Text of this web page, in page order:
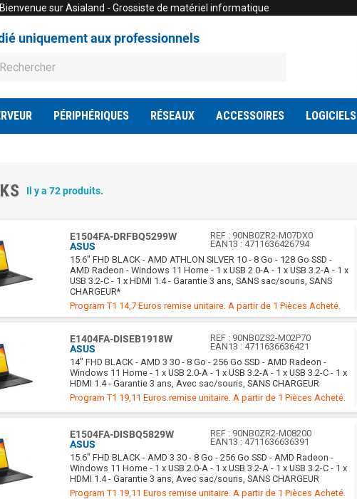
Bienvenue sur Asialand - Grossiste de matériel informatique
uniquement aux professionnels
PÉRIPHÉRIQUES RÉSEAUX ACCESSOIRES LOGICIELS
Il y a 72 produits.
E1504FA-DRFBQ5299W
ASUS
REF : 90NB0ZR2-M07DX0
EAN13 : 4711636426794
15.6" FHD BLACK - AMD ATHLON SILVER 10 - 8 Go - 128 Go SSD -
AMD Radeon - Windows 11 Home - 1 x USB 2.0-A - 1 x USB 3.2-A - 1 x
USB 3.2-C - 1 x HDMI 1.4 - Garantie 3 ans, SANS sac/souris, SANS
CHARGEUR*
Program T1 14,7 Euros remise unitaire. A partir de 1 Pièces Acheté.
E1404FA-DISEB1918W
ASUS
REF : 90NB0ZS2-M02P70
EAN13 : 4711636636421
14" FHD BLACK - AMD 3 30 - 8 Go - 256 Go SSD - AMD Radeon -
Windows 11 Home - 1 x USB 2.0-A - 1 x USB 3.2-A - 1 x USB 3.2-C - 1 x
HDMI 1.4 - Garantie 3 ans, Avec sac/souris, SANS CHARGEUR
Program T1 19,11 Euros remise unitaire. A partir de 1 Pièces Acheté.
E1504FA-DISBQ5829W
ASUS
REF : 90NB0ZR2-M08200
EAN13 : 4711636636391
15.6" FHD BLACK - AMD 3 30 - 8 Go - 256 Go SSD - AMD Radeon -
Windows 11 Home - 1 x USB 2.0-A - 1 x USB 3.2-A - 1 x USB 3.2-C - 1 x
HDMI 1.4 - Garantie 3 ans, Avec sac/souris, SANS CHARGEUR
Program T1 19,11 Euros remise unitaire. A partir de 1 Pièces Acheté.